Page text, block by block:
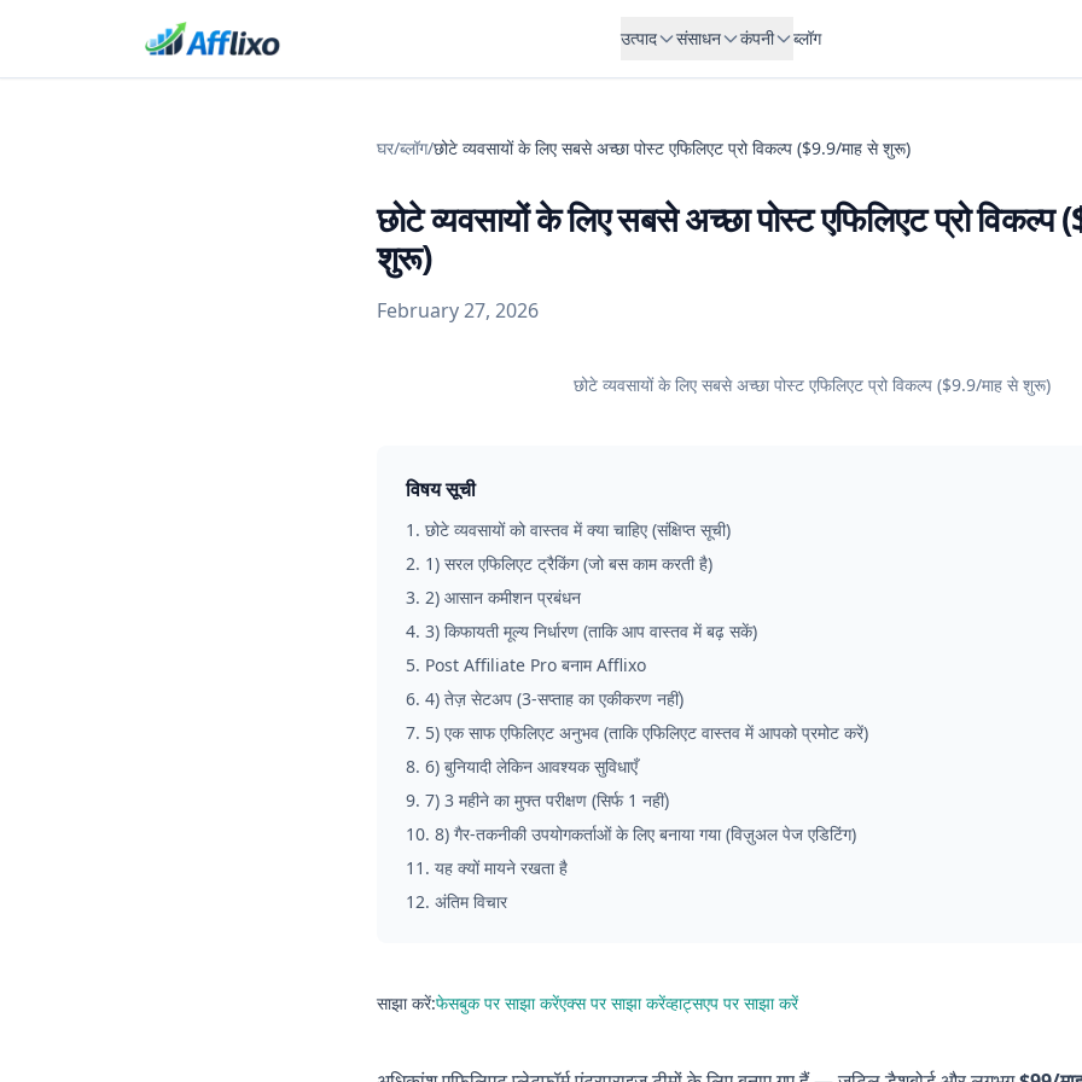
उत्पाद संसाधन कंपनी ब्लॉग
घर/ब्लॉग/छोटे व्यवसायों के लिए सबसे अच्छा पोस्ट एफिलिएट प्रो विकल्प ($9.9/माह से शुरू)
छोटे व्यवसायों के लिए सबसे अच्छा पोस्ट एफिलिएट प्रो विकल्प
शुरू)
February 27, 2026
छोटे व्यवसायों के लिए सबसे अच्छा पोस्ट एफिलिएट प्रो विकल्प ($9.9/माह से शुरू)
विषय सूची
1 . छोटे व्यवसायों को वास्तव में क्या चाहिए (संक्षिप्त सूची)
2. 1) सरल एफिलिएट ट्रैकिंग (जो बस काम करती है)
3. 2) आसान कमीशन प्रबंधन
4. 3) किफायती मूल्य निर्धारण (ताकि आप वास्तव में बढ़ सकें)
5. Post Affiliate Pro बनाम Afflixo
6. 4) तेज़ सेटअप (3-सप्ताह का एकीकरण नहीं)
7. 5) एक साफ एफिलिएट अनुभव (ताकि एफिलिएट वास्तव में आपको प्रमोट करें)
8. 6) बुनियादी लेकिन आवश्यक सुविधाएँ
9. 7) 3 महीने का मुफ्त परीक्षण (सिर्फ 1 नहीं)
10. 8) गैर-तकनीकी उपयोगकर्ताओं के लिए बनाया गया (विज़ुअल पेज एडिटिंग)
11 . यह क्यों मायने रखता है
12. अंतिम विचार
साझा करें:फेसबुक पर साझा करेंएक्स पर साझा करेंव्हाट्सएप पर साझा करें